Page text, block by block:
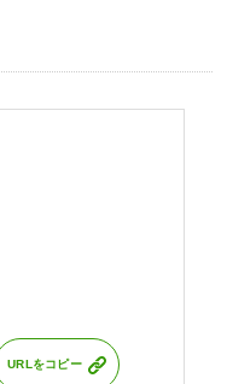
URLをコピー